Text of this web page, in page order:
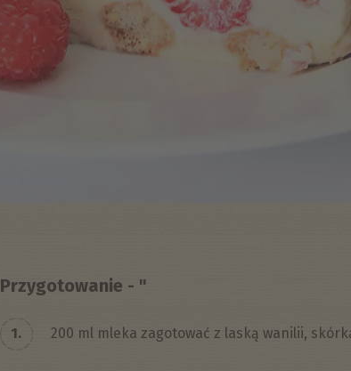
Przygotowanie - "
1. 200 ml mleka zagotować z laską wanilii,